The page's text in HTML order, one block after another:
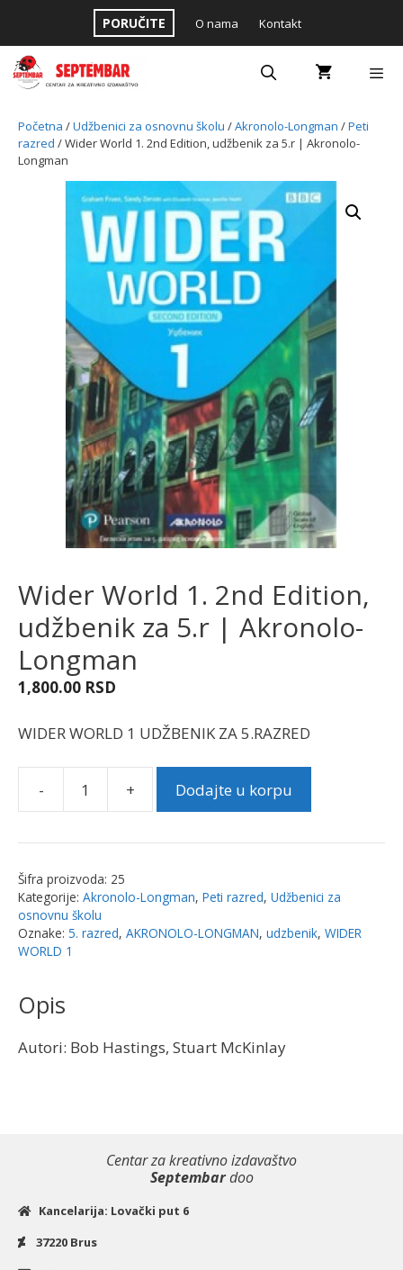
content
PORUČITE O nama Kontakt
Menu
Početna /Udžbenici za osnovnu školu /Akronolo-Longman /Peti
razred / Wider World 1. 2nd Edition, udžbenik za 5.r | Akronolo-
Longman
Wider World 1. 2nd Edition,
udžbenik za 5.r | Akronolo-
Longman
1,800.00 RSD
WIDER WORLD 1 UDŽBENIK ZA 5.RAZRED
-
Wider
1.
Edition,
udžbenik
za
količina
+ Dodajte u korpu
Šifra proizvoda: 25
Kategorije: Akronolo-Longman, Peti razred, Udžbenici za
osnovnu školu
Oznake: 5. razred, AKRONOLO-LONGMAN, udzbenik, WIDER
WORLD 1
Opis
Autori: Bob Hastings, Stuart McKinlay
Centar za kreativno izdavaštvo
Septembardoo
Kancelarija: Lovački put 6
37220 Brus